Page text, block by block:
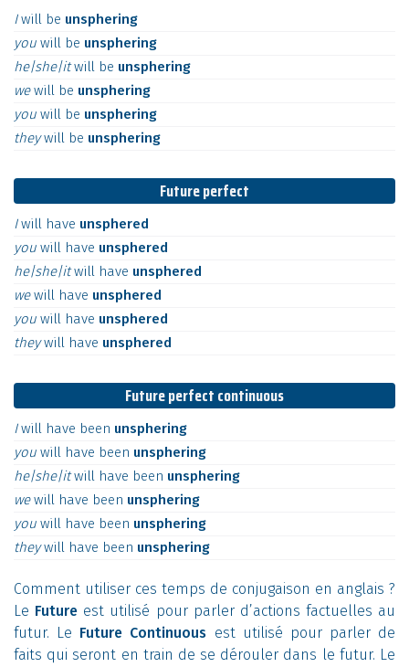
Iwill be unsphering
you will be unsphering
he|she|itwill be unsphering
wewill be unsphering
you will be unsphering
theywill be unsphering
Future perfect
Iwill have unsphered
you will have unsphered
he|she|itwill have unsphered
wewill have unsphered
you will have unsphered
theywill have unsphered
Future perfect continuous
Iwill have been unsphering
you will have been unsphering
he|she|itwill have been unsphering
wewill have been unsphering
you will have been unsphering
theywill have been unsphering
Comment utiliser ces temps de conjugaison en anglais ?
Le Future est utilisé pour parler d’actions factuelles au
futur. Le Future Continuous est utilisé pour parler de
faits qui seront en train de se dérouler dans le futur. Le